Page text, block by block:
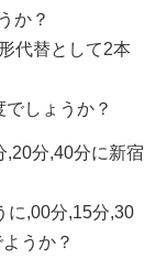
か？
代替として2本
しょうか？
,20分,40分に新宿
に,00分,15分,30
うか？